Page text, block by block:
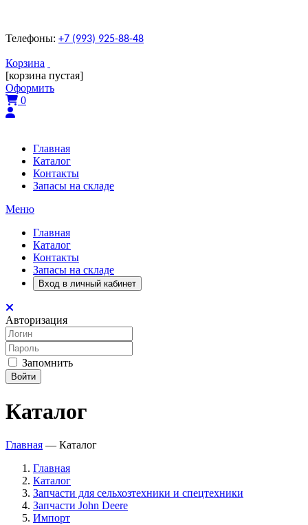
Телефоны: +7 (993) 925-88-48
Корзина
[корзина пустая]
Оформить
0
Главная
Каталог
Контакты
Запасы на складе
Меню
Главная
Каталог
Контакты
Запасы на складе
Вход в личный кабинет
Авторизация
Запомнить
Войти
Каталог
Главная — Каталог
Главная
Каталог
Запчасти для сельхозтехники и спецтехники
Запчасти John Deere
Импорт